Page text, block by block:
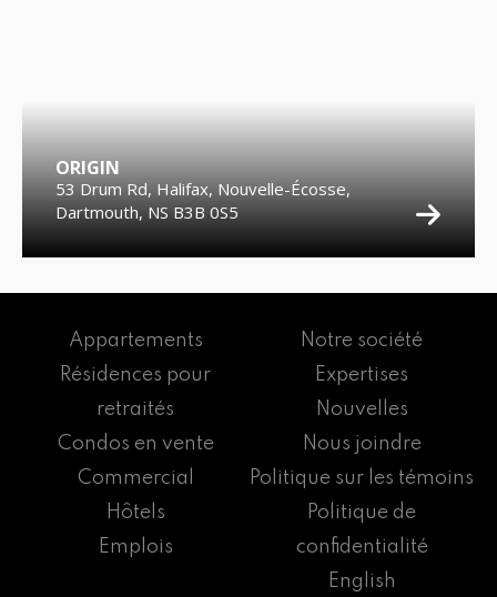
ORIGIN
53 Drum Rd, Halifax, Nouvelle-Écosse,
Dartmouth, NS B3B 0S5
Appartements
Résidences pour
retraités
Condos en vente
Commercial
Hôtels
Emplois
Notre société
Expertises
Nouvelles
Nous joindre
Politique sur les témoins
Politique de
confidentialité
English